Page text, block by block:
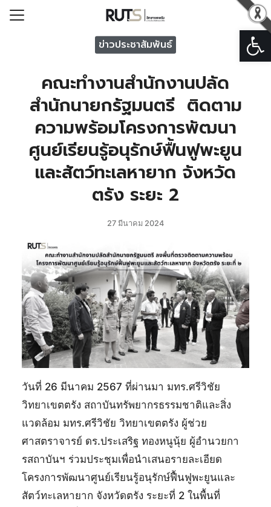
บวิทยาเขตตรัง
รวิทยาเขตตรัง
น่วยงาน
ะบบสารสนเทศ
ข่าวประชาสัมพันธ์
คณะทำงานสำนักงานปลัด
สำนักนายกรัฐมนตรี ติดตาม
ความพร้อมโครงการพัฒนา
ศูนย์เรียนรู้อนุรักษ์ฟื้นฟูพะยูน
และสัตว์ทะเลหายาก จังหวัด
ตรัง ระยะ 2
27 มีนาคม 2024
วันที่ 26 มีนาคม 2567 ที่ผ่านมา มทร.ศรีวิชัย
วิทยาเขตตรัง สถาบันทรัพยากรธรรมชาติและสิ่ง
แวดล้อม มทร.ศรีวิชัย วิทยาเขตตรัง ผู้ช่วย
ศาสตราจารย์ ดร.ประเสริฐ ทองหนูนุ้ย ผู้อำนวยกา
รสถาบันฯ ร่วมประชุมเพื่อนำเสนอรายละเอียด
โครงการพัฒนาศูนย์เรียนรู้อนุรักษ์ฟื้นฟูพะยูนและ
สัตว์ทะเลหายาก จังหวัดตรัง ระยะที่ 2 ในพื้นที่